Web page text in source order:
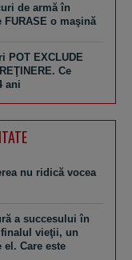
de armă în
o maşină
POT EXCLUDE
Ce
ani
nu ridică vocea
a succesului în
vieţii, un
Care este